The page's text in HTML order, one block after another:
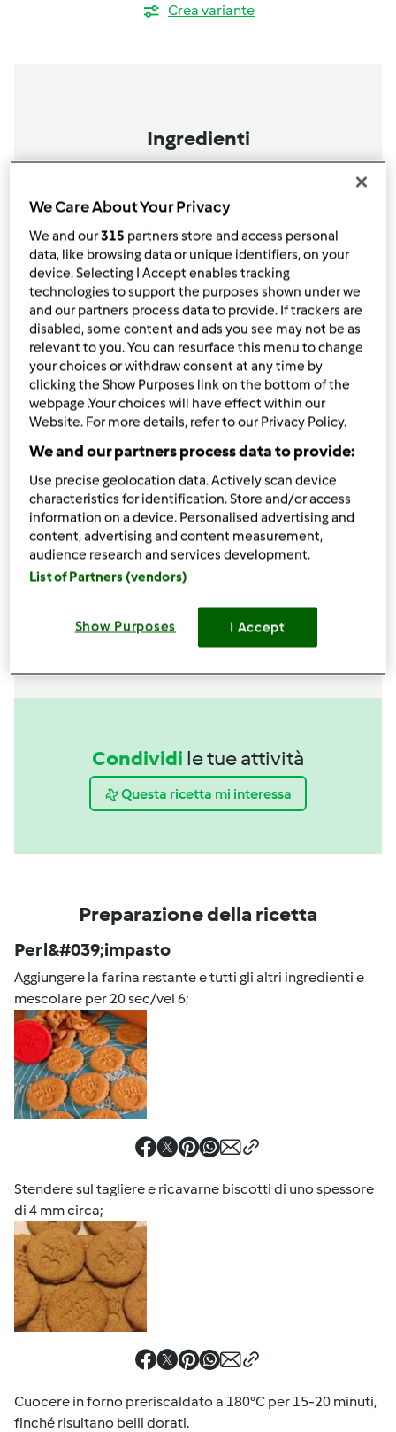
Crea variante
Ingredienti
400grammiFarina Integrale Bio
il limone senza la parte bianca
40grammizenzero fresco,sbucciato
1cucchiainolievito per dolci
50grammiolio extravergine di oliva
50grammiolio girasole premuto a freddo bio
5cucchiaimiele liquido,(per la versione vegan,
sostituire con malto di riso/orzo)
Aggiungi alla lista della spesa
Accessori che ti serviranno
Spatola
acquista
Boccale Completo TM6
Condividi le tue attività
Questa ricetta mi interessa
Preparazione della ricetta
Per l&#039;impasto
Aggiungere la farina restante e tutti gli altri ingredienti e
mescolare per 20 sec/vel 6;
Stendere sul tagliere e ricavarne biscotti di uno spessore
di 4 mm circa;
Cuocere in forno preriscaldato a 180°C per 15-20 minuti,
finché risultano belli dorati.
We Care About Your Privacy
We and our315 partners store and access personal
data, like browsing data or unique identifiers, on your
device. Selecting I Accept enables tracking
technologies to support the purposes shown under we
and our partners process data to provide. If trackers are
disabled, some content and ads you see may not be as
relevant to you. You can resurface this menu to change
your choices or withdraw consent at any time by
clicking the Show Purposes link on the bottom of the
webpage .Your choices will have effect within our
Website. For more details, refer to our Privacy Policy.
We and our partners process data to provide:
Use precise geolocation data. Actively scan device
characteristics for identification. Store and/or access
information on a device. Personalised advertising and
content, advertising and content measurement,
audience research and services development.
List of Partners (vendors)
Show Purposes I Accept